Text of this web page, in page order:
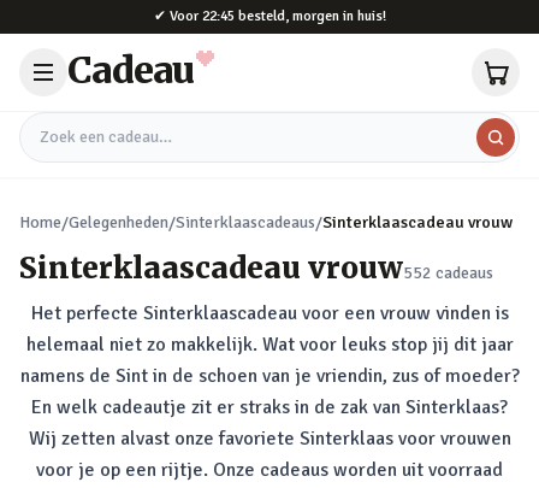
✔ Voor 22:45 besteld, morgen in huis!
Cadeau
Zoek een cadeau
Home/Gelegenheden/Sinterklaascadeaus/Sinterklaascadeau vrouw
Sinterklaascadeau vrouw552 cadeaus
Het perfecte Sinterklaascadeau voor een vrouw vinden is
helemaal niet zo makkelijk. Wat voor leuks stop jij dit jaar
namens de Sint in de schoen van je vriendin, zus of moeder?
En welk cadeautje zit er straks in de zak van Sinterklaas?
Wij zetten alvast onze favoriete Sinterklaas voor vrouwen
voor je op een rijtje. Onze cadeaus worden uit voorraad